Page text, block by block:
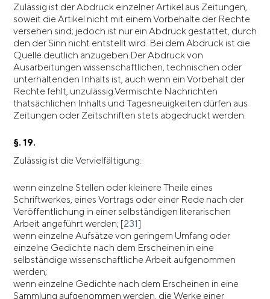
Zulässig ist der Abdruck einzelner Artikel aus Zeitungen,
soweit die Artikel nicht mit einem Vorbehalte der Rechte
versehen sind; jedoch ist nur ein Abdruck gestattet, durch
den der Sinn nicht entstellt wird. Bei dem Abdruck ist die
Quelle deutlich anzugeben.Der Abdruck von
Ausarbeitungen wissenschaftlichen, technischen oder
unterhaltenden Inhalts ist, auch wenn ein Vorbehalt der
Rechte fehlt, unzulässig.Vermischte Nachrichten
thatsächlichen Inhalts und Tagesneuigkeiten dürfen aus
Zeitungen oder Zeitschriften stets abgedruckt werden.
§. 19.
Zulässig ist die Vervielfältigung:
wenn einzelne Stellen oder kleinere Theile eines
Schriftwerkes, eines Vortrags oder einer Rede nach der
Veröffentlichung in einer selbständigen literarischen
Arbeit angeführt werden; [231]
wenn einzelne Aufsätze von geringem Umfang oder
einzelne Gedichte nach dem Erscheinen in eine
selbständige wissenschaftliche Arbeit aufgenommen
werden;
wenn einzelne Gedichte nach dem Erscheinen in eine
Sammlung aufgenommen werden, die Werke einer